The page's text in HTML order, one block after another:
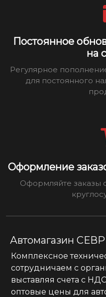
Постоянное
на
Регулярное
для постоянного
Оформление
Оформляйте заказы
Автомагазин
Комплексное
сотрудничаем с
выставляя счета с
оптовые цены для